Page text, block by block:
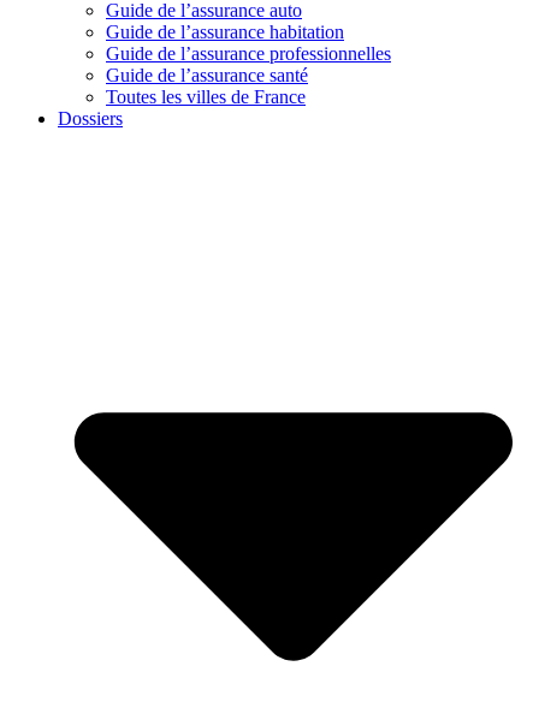
Guide de l’assurance auto
Guide de l’assurance habitation
Guide de l’assurance professionnelles
Guide de l’assurance santé
Toutes les villes de France
Dossiers